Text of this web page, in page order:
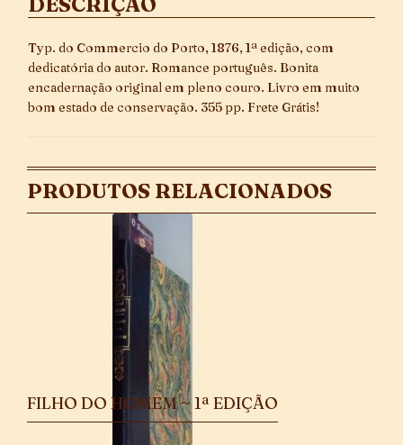
Typ. do Commercio do Porto, 1876, 1ª edição, com
dedicatória do autor. Romance português. Bonita
encadernação original em pleno couro. Livro em muito
bom estado de conservação. 355 pp. Frete Grátis!
PRODUTOS RELACIONADOS
FILHO DO HOMEM ~ 1ª EDIÇÃO